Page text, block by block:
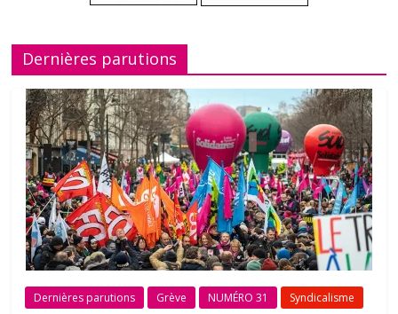
Dernières parutions
Dernières parutions Grève NUMÉRO 31 Syndicalisme